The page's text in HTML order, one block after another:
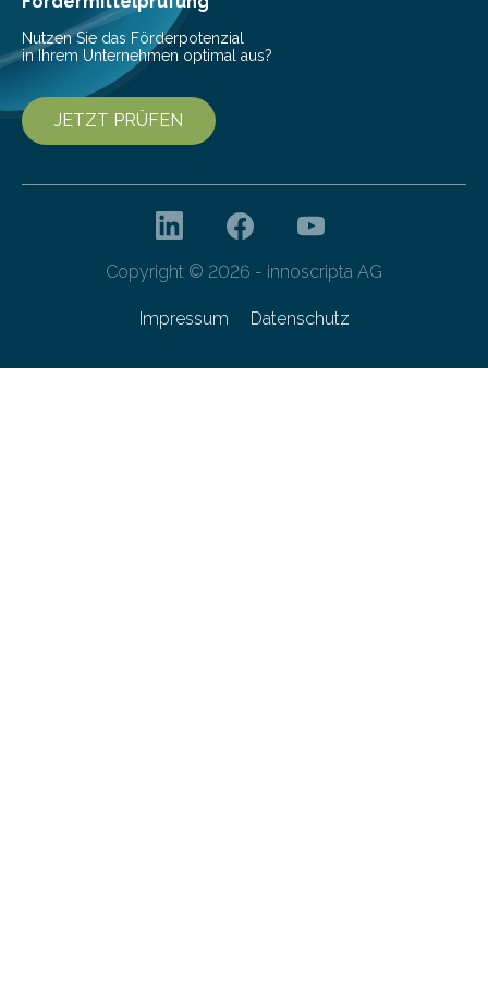
Nutzen Sie das Förderpotenzial
in Ihrem Unternehmen optimal aus?
JETZT PRÜFEN
Copyright © 2026 - innoscripta AG
Impressum Datenschutz